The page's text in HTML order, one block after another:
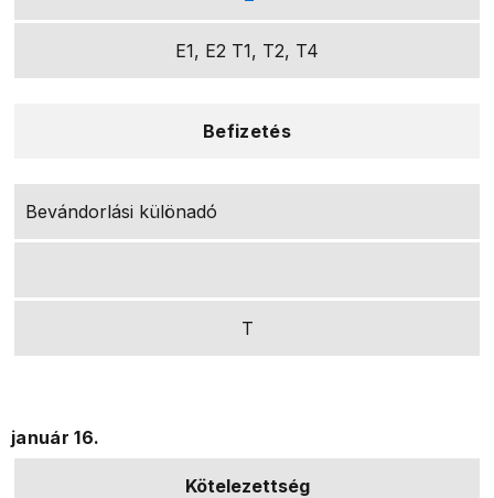
E1, E2 T1, T2, T4
Befizetés
Bevándorlási különadó
T
január 16.
Kötelezettség